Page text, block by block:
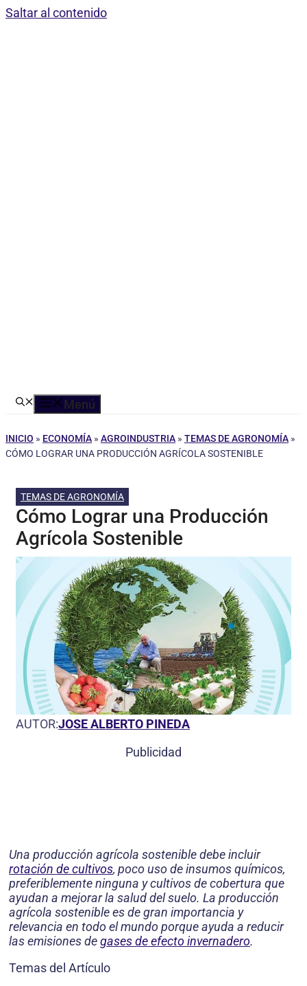
Saltar al contenido
Menú
INICIO » ECONOMÍA » AGROINDUSTRIA » TEMAS DE AGRONOMÍA »
CÓMO LOGRAR UNA PRODUCCIÓN AGRÍCOLA SOSTENIBLE
TEMAS DE AGRONOMÍA
Cómo Lograr una Producción
Agrícola Sostenible
AUTOR:JOSE ALBERTO PINEDA
Publicidad
Una producción agrícola sostenible debe incluir
rotación de cultivos, poco uso de insumos químicos,
preferiblemente ninguna y cultivos de cobertura que
ayudan a mejorar la salud del suelo. La producción
agrícola sostenible es de gran importancia y
relevancia en todo el mundo porque ayuda a reducir
las emisiones degases de efecto invernadero.
Temas del Artículo